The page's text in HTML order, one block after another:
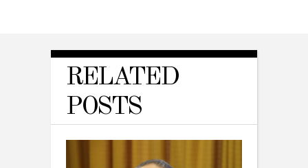
RELATED
POSTS